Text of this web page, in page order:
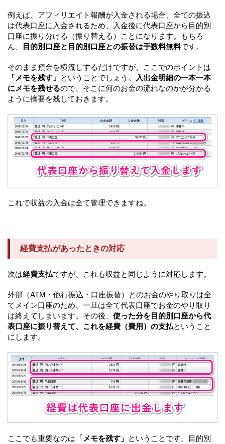
例えば、アフィリエイト報酬が入金される場合、全ての振込
は代表口座に入金されるため、入金後に代表口座から目的別
口座に振り分ける（振り替える）ことになります。もちろ
ん、
目的別口座と目的別口座との振替は手数料無料です。
そのまま預金を横流しするだけですが、ここでのポイントは
「メモを残す」 ということでしょう。 入出金明細の一本一本
にメモを残せるので、そこに何のお金の流れなのかが分かる
ように摘要を残しておきます。
これで収益の入金は全て管理できますね。
経費支払があったときの対応
次は経費支払ですが、これも収益と同じように対応します。
外部（ATM・他行振込・口座振替）とのお金のやり取りは全
てメイン口座のため、一旦は全て代表口座でお金のやり取り
は終えてしまいます。その後、 使った分を目的別口座から代
表口座に振り替えて、これを経費（費用）の支払ということ
にします。
ここでも重要なのは 「メモを残す」 ということです。目的別